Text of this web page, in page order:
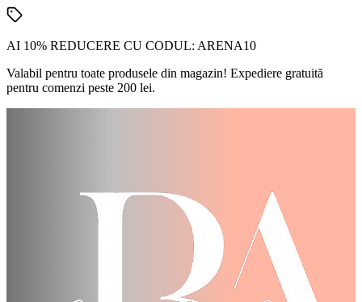
AI 10% REDUCERE CU CODUL: ARENA10
Valabil pentru toate produsele din magazin! Expediere gratuită
pentru comenzi peste 200 lei.